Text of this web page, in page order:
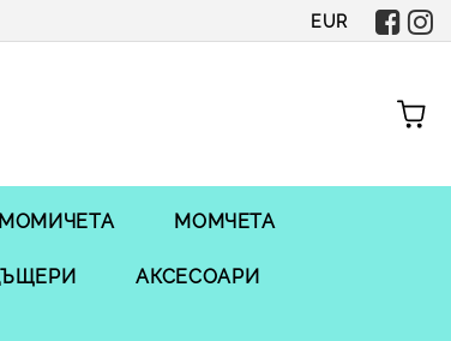
EUR
МОМИЧЕТА МОМЧЕТА
АКСЕСОАРИ